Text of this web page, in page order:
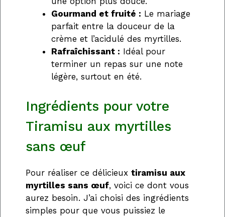
Gourmand et fruité : Le mariage
parfait entre la douceur de la
crème et l’acidulé des myrtilles.
Rafraîchissant : Idéal pour
terminer un repas sur une note
légère, surtout en été.
Ingrédients pour votre
Tiramisu aux myrtilles
sans œuf
Pour réaliser ce délicieux tiramisu aux
myrtilles sans œuf, voici ce dont vous
aurez besoin. J’ai choisi des ingrédients
simples pour que vous puissiez le